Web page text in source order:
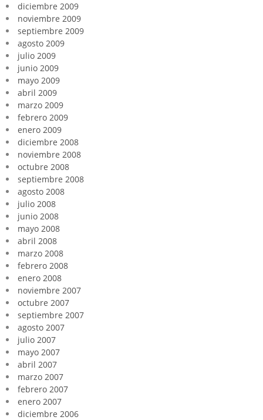
diciembre 2009
noviembre 2009
septiembre 2009
agosto 2009
julio 2009
junio 2009
mayo 2009
abril 2009
marzo 2009
febrero 2009
enero 2009
diciembre 2008
noviembre 2008
octubre 2008
septiembre 2008
agosto 2008
julio 2008
junio 2008
mayo 2008
abril 2008
marzo 2008
febrero 2008
enero 2008
noviembre 2007
octubre 2007
septiembre 2007
agosto 2007
julio 2007
mayo 2007
abril 2007
marzo 2007
febrero 2007
enero 2007
diciembre 2006